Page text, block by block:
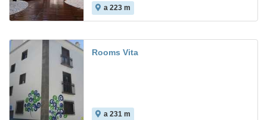
a 223 m
Rooms Vita
a 231 m